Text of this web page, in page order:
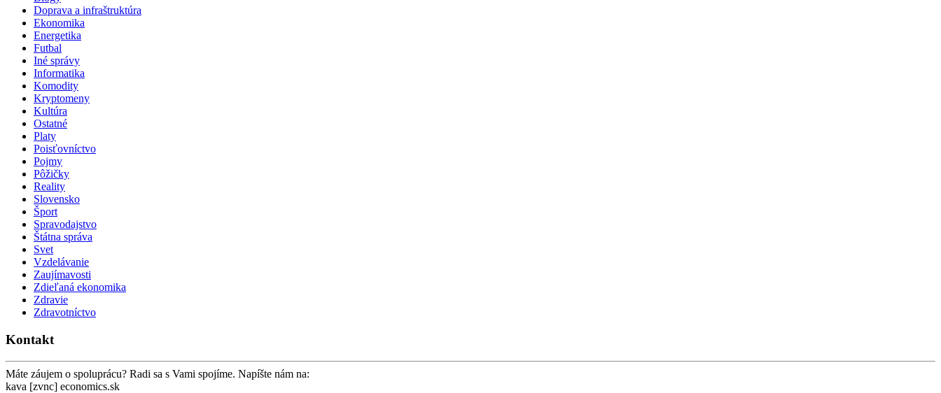
Doprava a infraštruktúra
Ekonomika
Energetika
Futbal
Iné správy
Informatika
Komodity
Kryptomeny
Kultúra
Ostatné
Platy
Poisťovníctvo
Pojmy
Pôžičky
Reality
Slovensko
Šport
Spravodajstvo
Štátna správa
Svet
Vzdelávanie
Zaujímavosti
Zdieľaná ekonomika
Zdravie
Zdravotníctvo
Kontakt
Máte záujem o spoluprácu? Radi sa s Vami spojíme. Napíšte nám na:
kava [zvnc] economics.sk